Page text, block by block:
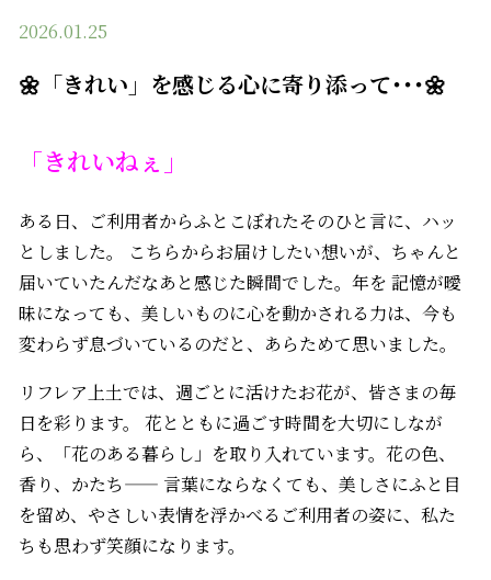
運営会社
2026.01.25
🌼「きれい」を感じる心に寄り添って･･･🌼
「きれいねぇ」
ある日、ご利用者からふとこぼれたそのひと言に、ハッ
としました。 こちらからお届けしたい想いが、ちゃんと
届いていたんだなあと感じた瞬間でした。年を 記憶が曖
昧になっても、美しいものに心を動かされる力は、今も
変わらず息づいているのだと、あらためて思いました。
リフレア上土では、週ごとに活けたお花が、皆さまの毎
日を彩ります。 花とともに過ごす時間を大切にしなが
ら、「花のある暮らし」を取り入れています。花の色、
香り、かたち—— 言葉にならなくても、美しさにふと目
を留め、やさしい表情を浮かべるご利用者の姿に、私た
ちも思わず笑顔になります。